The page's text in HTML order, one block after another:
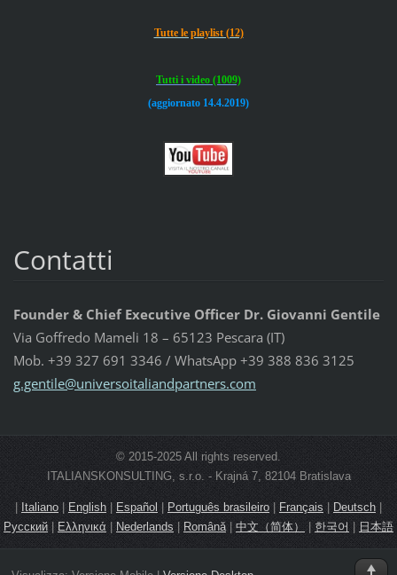
Tutte le playlist (12)
Tutti i video (1009)
(aggiornato 14.4.2019)
Contatti
Founder & Chief Executive Officer Dr. Giovanni Gentile
Via Goffredo Mameli 18 – 65123 Pescara (IT)
Mob. +39 327 691 3346 / WhatsApp +39 388 836 3125
g.gentile@universoitaliandpartners.com
© 2015-2025 All rights reserved.
ITALIANSKONSULTING, s.r.o. - Krajná 7, 82104 Bratislava
| Italiano | English | Español| Português brasileiro|Français | Deutsch |
Русский | Ελληνικά |Nederlands| Română | 中文（简体） | 한국어 | 日本語